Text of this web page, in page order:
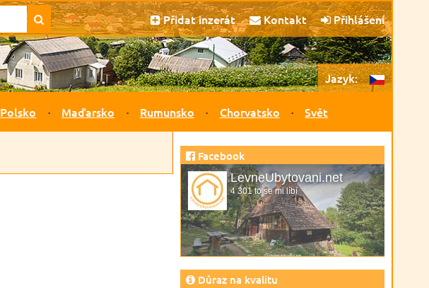
Přidat inzerát Kontakt Přihlášení
Jazyk:
Polsko Maďarsko Rumunsko Chorvatsko Svět
Facebook
LevneUbytovani.net
4 301 to se mi líbí
Důraz na kvalitu